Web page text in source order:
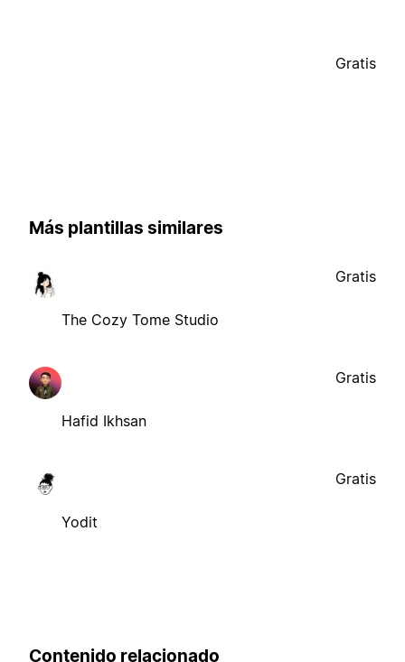
Gratis
Más plantillas similares
The Cozy Tome Studio
Gratis
Hafid Ikhsan
Gratis
Yodit
Gratis
Contenido relacionado